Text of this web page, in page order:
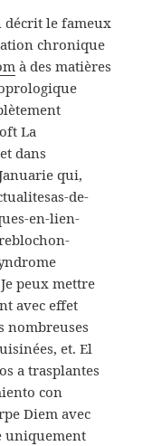
décrit le fameux
chronique
à des matières
La
dans
qui,
de-
en-lien-
peux mettre
avec effet
nombreuses
et. El
a trasplantes
con
Diem avec
uniquement